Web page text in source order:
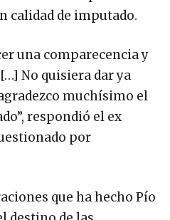
calidad de imputado.
una comparecencia y
No quisiera dar ya
muchísimo el
respondió el ex
por
que ha hecho Pío
destino de las